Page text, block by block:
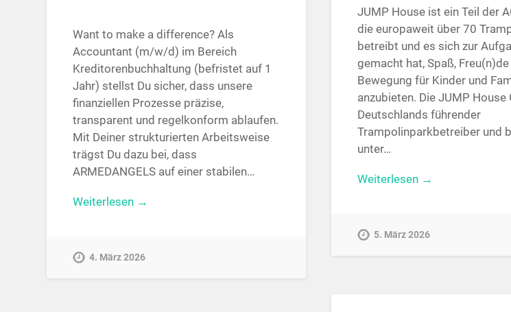
JUMP House ist ein Teil der
die europaweit über 70
betreibt und es sich zur
gemacht hat, Spaß, Freu(n)de
Bewegung für Kinder und
anzubieten. Die JUMP House
Deutschlands führender
Trampolinparkbetreiber und
unter…
Weiterlesen →
5. März 2026
Want to make a difference? Als
Accountant (m/w/d) im Bereich
Kreditorenbuchhaltung (befristet auf 1
Jahr) stellst Du sicher, dass unsere
finanziellen Prozesse präzise,
transparent und regelkonform ablaufen.
Mit Deiner strukturierten Arbeitsweise
trägst Du dazu bei, dass
ARMEDANGELS auf einer stabilen…
Weiterlesen →
4. März 2026